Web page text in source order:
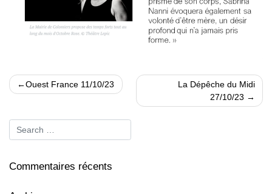
Navigation
de
Ouest France 11/10/23
La Dépêche du Midi
27/10/23
Commentaires récents